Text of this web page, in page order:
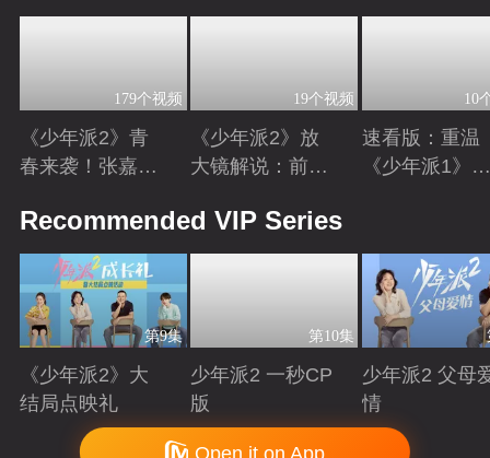
179个视频
《少年派2》青
春来袭！张嘉益
三年之约
19个视频
《少年派2》放
大镜解说：前方
麦&郭俊辰疯狂
撒糖
10
速看版：重温
《少年派1》
Recommended VIP Series
第9集
《少年派2》大
结局点映礼
Playing
第10集
少年派2 一秒CP
版
Playing
少年派2 父母
情
Playing
Copyright © 2006-2026 mgtv.com All Rights Reserved
Open it on App